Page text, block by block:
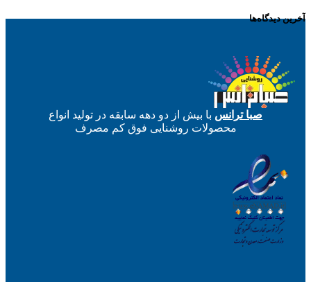
آخرین دیدگاه‌ها
صبا ترانس با بیش از دو دهه سابقه در تولید انواع
محصولات روشنایی فوق کم مصرف